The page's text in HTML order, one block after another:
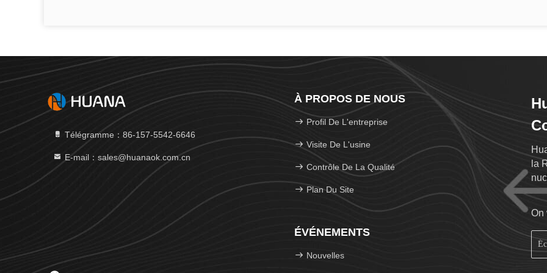
Télégramme：86-157-5542-6646
E-mail：sales@huanaok.com.cn
À PROPOS DE NOUS
Profil De L'entreprise
Visite De L'usine
Contrôle De La Qualité
Plan Du Site
ÉVÉNEMENTS
Nouvelles
la
On